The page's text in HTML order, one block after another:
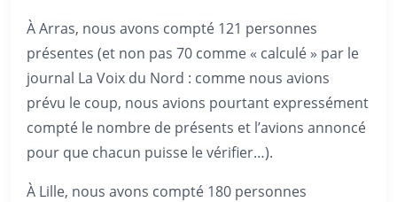
À Arras, nous avons compté 121 personnes
présentes (et non pas 70 comme « calculé » par le
journal La Voix du Nord : comme nous avions
prévu le coup, nous avions pourtant expressément
compté le nombre de présents et l’avions annoncé
pour que chacun puisse le vérifier…).
À Lille, nous avons compté 180 personnes